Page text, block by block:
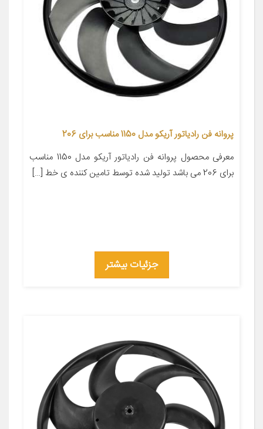
پروانه فن رادیاتور آریکو مدل 1150 مناسب برای 206
معرفی محصول پروانه فن رادیاتور آریکو مدل 1150 مناسب
برای 206 می باشد تولید شده توسط تامین کننده ی خط […]
جزئیات بیشتر